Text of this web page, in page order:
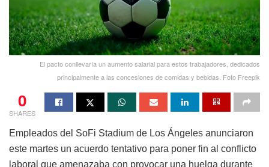
El pacto conllevaría un aumento salarial para estos trabajadores, dedicados
principalmente a las concesiones de comidas y bebidas. Foto Freepik
0
SHARES
Empleados del SoFi Stadium de Los Ángeles anunciaron
este martes un acuerdo tentativo para poner fin al conflicto
laboral que amenazaba con provocar una huelga durante